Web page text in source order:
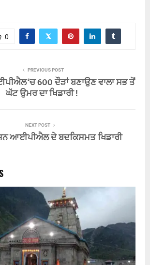
0
PREVIOUS POST
‘ਚ 600 ਦੌੜਾਂ ਬਣਾਉਣ ਵਾਲਾ ਸਭ ਤੋਂ
ਘੱਟ ਉਮਰ ਦਾ ਖਿਡਾਰੀ !
NEXT POST
ਆਈਪੀਐਲ ਦੇ ਬਦਕਿਸਮਤ ਖਿਡਾਰੀ